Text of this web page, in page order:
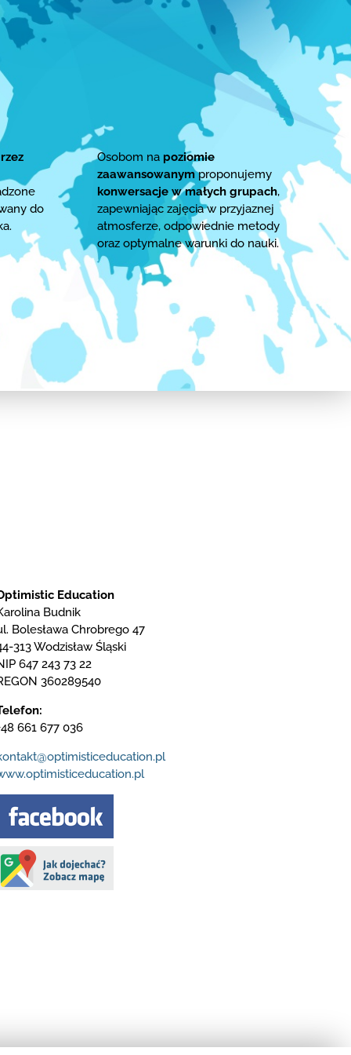
do
Osobom na poziomie
zaawansowanymproponujemy
konwersacje w małych grupach,
zapewniając zajęcia w przyjaznej
atmosferze, odpowiednie metody
oraz optymalne warunki do nauki.
Education
Budnik
Bolesława Chrobrego 47
313 Wodzisław Śląski
647 243 73 22
360289540
661 677 036